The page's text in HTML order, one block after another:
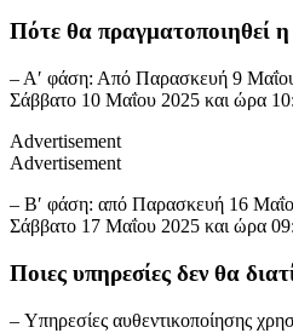
Πότε θα πραγματοποιηθεί
– Α′ φάση: Από Παρασκευή 9
Σάββατο 10 Μαΐου 2025 και ώρα
Advertisement
Advertisement
– Β′ φάση: από Παρασκευή 16
Σάββατο 17 Μαΐου 2025 και ώρα
Ποιες υπηρεσίες δεν θα
– Υπηρεσίες αυθεντικοποίησης